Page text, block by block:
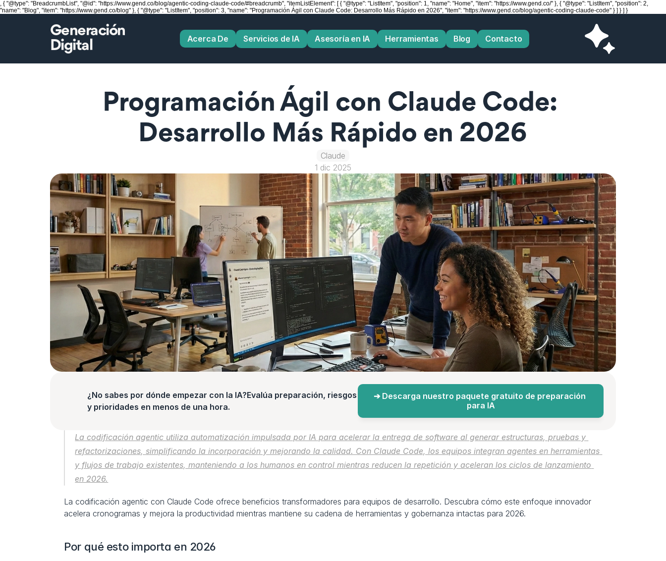
, { "@type": "BreadcrumbList", "@id": "https://www.gend.co/blog/agentic-coding-claude-code/#breadcrumb", "itemListElement": [ { "@type": "ListItem", "position": 1, "name": "Home", "item": "https://www.gend.co/" }, { "@type": "ListItem", "position": 2,
"name": "Blog", "item": "https://www.gend.co/blog" }, { "@type": "ListItem", "position": 3, "name": "Programación Ágil con Claude Code: Desarrollo Más Rápido en 2026", "item": "https://www.gend.co/blog/agentic-coding-claude-code" } ] } ] }
Generación
Digital
Acerca De Servicios de IA Asesoría en IA Herramientas Blog Contacto
Programación Ágil con Claude Code:
Desarrollo Más Rápido en 2026
Claude
1 dic 2025
¿No sabes por dónde empezar con la IA?Evalúa preparación, riesgos
y prioridades en menos de una hora.
➔ Descarga nuestro paquete gratuito de preparación
para IA
La codificación agentic utiliza automatización impulsada por IA para acelerar la entrega de software al generar estructuras, pruebas y
refactorizaciones, simplificando la incorporación y mejorando la calidad. Con Claude Code, los equipos integran agentes en herramientas
y flujos de trabajo existentes, manteniendo a los humanos en control mientras reducen la repetición y aceleran los ciclos de lanzamiento
en 2026.
La codificación agentic con Claude Code ofrece beneficios transformadores para equipos de desarrollo. Descubra cómo este enfoque innovador
acelera cronogramas y mejora la productividad mientras mantiene su cadena de herramientas y gobernanza intactas para 2026.
Por qué esto importa en 2026